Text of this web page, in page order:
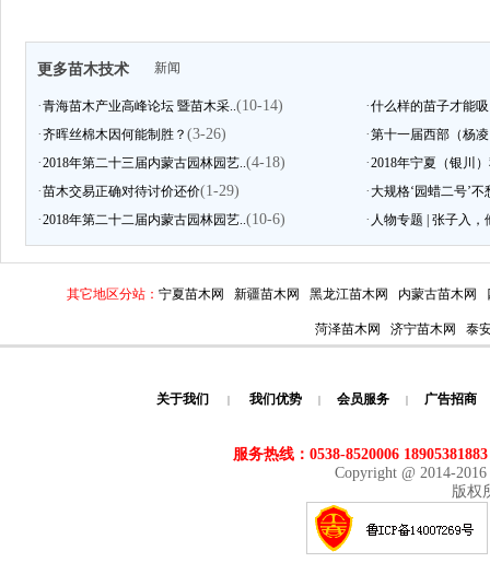
更多苗木技术 新闻
·青海苗木产业高峰论坛 暨苗木采..(10-14) ·什么样的苗子才能
·齐晖丝棉木因何能制胜？ (3-26) ·第十一届西部（杨
·2018年第二十三届内蒙古园林园艺..(4-18) ·2018年宁夏（银川
·苗木交易正确对待讨价还价(1-29) ·大规格‘园蜡二号’不
·2018年第二十二届内蒙古园林园艺..(10-6) · 人物专题 | 张子入，
其它地区分站： 宁夏苗木网 新疆苗木网 黑龙江苗木网 内蒙古苗木网
菏泽苗木网 济宁苗木网 泰
关于我们 我们优势 会员服务 广告招商
服务热线：0538-8520006 18905381883
Copyright @ 2014-2016
版权